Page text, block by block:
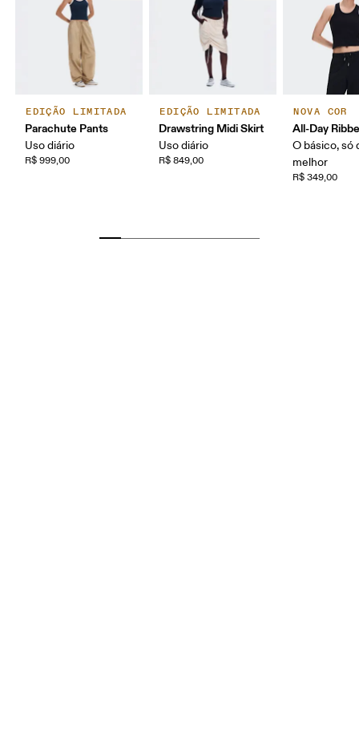
EDIÇÃO LIMITADA
Parachute Pants
Uso diário
R$ 999,00
EDIÇÃO LIMITADA
Drawstring Midi Skirt
Uso diário
R$ 849,00
NOVA COR
All-Day
O básico, só
melhor
R$ 349,00